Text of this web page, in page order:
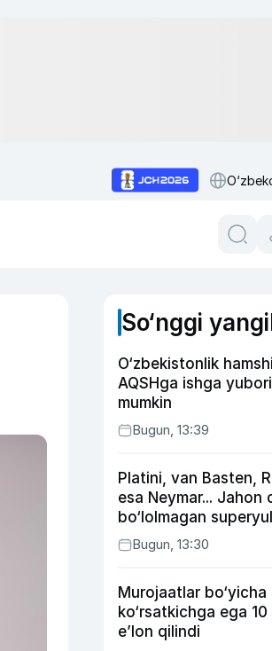
So‘nggi
O‘zbekistonlik
AQSHga ishga
mumkin
Bugun, 13:39
Platini, van Basten,
esa Neymar... Jahon
bo‘lolmagan
Bugun, 13:30
Murojaatlar
ko‘rsatkichga ega
e’lon qilindi